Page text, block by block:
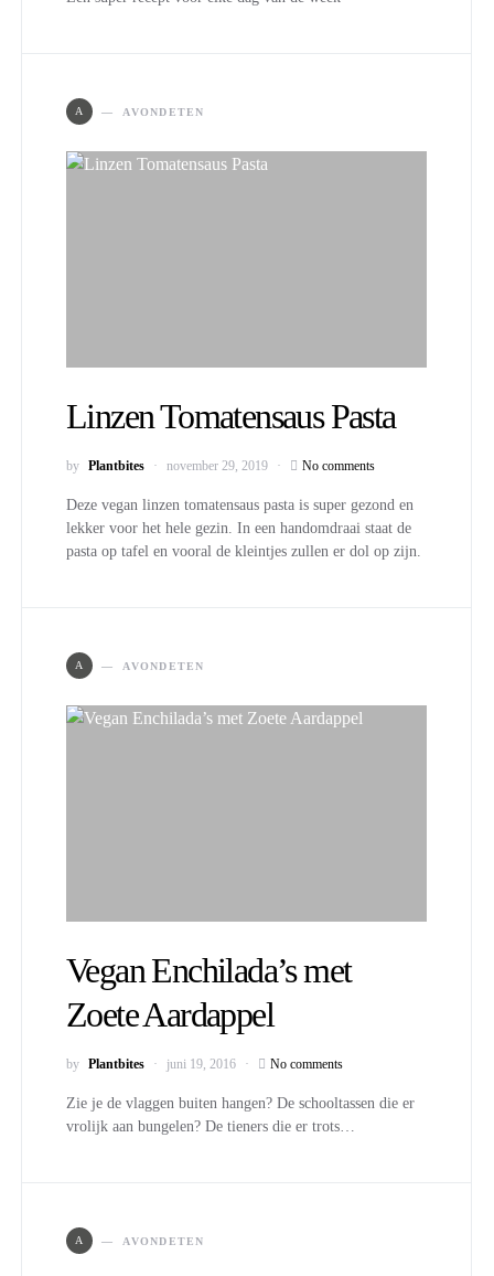
A AVONDETEN
Linzen Tomatensaus Pasta
by Plantbites november 29, 2019 No comments
Deze vegan linzen tomatensaus pasta is super gezond en
lekker voor het hele gezin. In een handomdraai staat de
pasta op tafel en vooral de kleintjes zullen er dol op zijn.
A AVONDETEN
Vegan Enchilada’s met
Zoete Aardappel
by Plantbites juni 19, 2016 No comments
Zie je de vlaggen buiten hangen? De schooltassen die er
vrolijk aan bungelen? De tieners die er trots…
A AVONDETEN